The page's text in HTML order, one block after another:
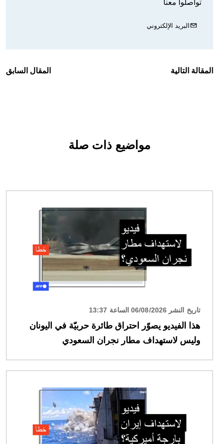
تواصلوا معنا
البريد الإلكتروني
المقالة التالية المقال السابق
مواضيع ذات صلة
تاريخ النشر 06/08/2026 الساعة 13:37
هذا الفيديو يصوّر احتراق طائرة حربيّة في اليونان
وليس لاستهداف مطار نجران السعودي